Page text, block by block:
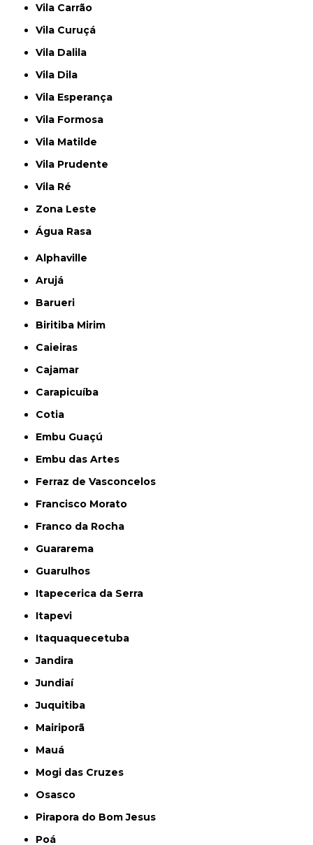
Vila Carrão
Vila Curuçá
Vila Dalila
Vila Dila
Vila Esperança
Vila Formosa
Vila Matilde
Vila Prudente
Vila Ré
Zona Leste
Água Rasa
Alphaville
Arujá
Barueri
Biritiba Mirim
Caieiras
Cajamar
Carapicuíba
Cotia
Embu Guaçú
Embu das Artes
Ferraz de Vasconcelos
Francisco Morato
Franco da Rocha
Guararema
Guarulhos
Itapecerica da Serra
Itapevi
Itaquaquecetuba
Jandira
Jundiaí
Juquitiba
Mairiporã
Mauá
Mogi das Cruzes
Osasco
Pirapora do Bom Jesus
Poá